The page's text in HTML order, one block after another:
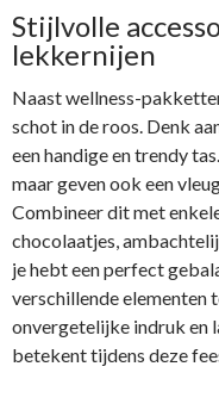
Stijlvolle
lekkernijen
Naast wellness-
schot in de roos. Denk
een handige en trendy
maar geven ook een
Combineer dit met
chocolaatjes,
je hebt een perfect
verschillende elementen
onvergetelijke indruk en
betekent tijdens deze